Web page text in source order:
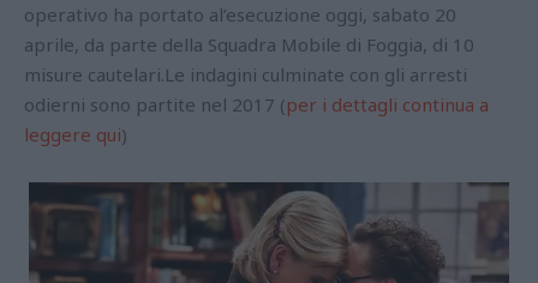
operativo ha portato al’esecuzione oggi, sabato 20
aprile, da parte della Squadra Mobile di Foggia, di 10
misure cautelari.Le indagini culminate con gli arresti
odierni sono partite nel 2017 (per i dettagli continua a
leggere qui)